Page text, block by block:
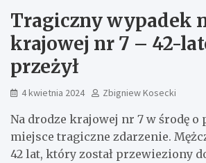
Tragiczny wypadek
krajowej nr 7 – 42-
przeżył
4 kwietnia 2024 Zbigniew Kosecki
Na drodze krajowej nr 7 w środę o
miejsce tragiczne zdarzenie.
42 lat, który został przewieziony